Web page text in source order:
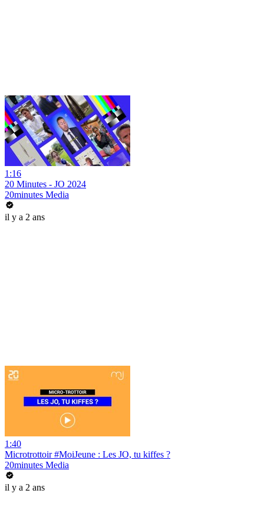
1:16
20 Minutes - JO 2024
20minutes Media
il y a 2 ans
1:40
Microtrottoir #MoiJeune : Les JO, tu kiffes ?
20minutes Media
il y a 2 ans